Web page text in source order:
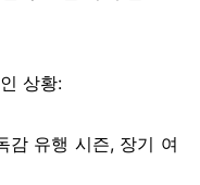
상황:
유행 시즌, 장기 여